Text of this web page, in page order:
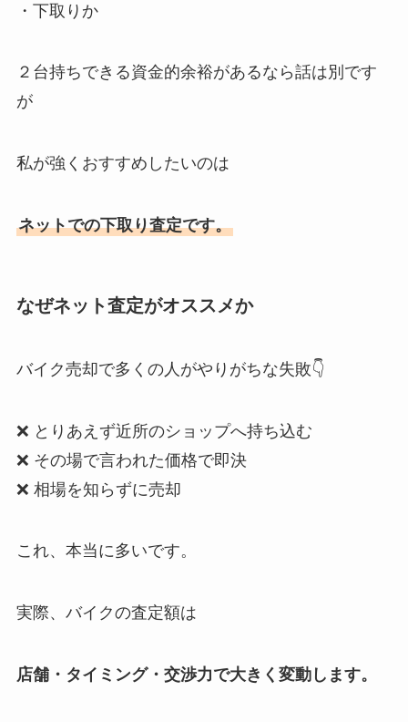
・下取りか
２台持ちできる資金的余裕があるなら話は別です
が
私が強くおすすめしたいのは
ネットでの下取り査定です。
なぜネット査定がオススメか
バイク売却で多くの人がやりがちな失敗👇
❌ とりあえず近所のショップへ持ち込む
❌ その場で言われた価格で即決
❌ 相場を知らずに売却
これ、本当に多いです。
実際、バイクの査定額は
店舗・タイミング・交渉力で大きく変動します。